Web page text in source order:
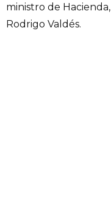
ministro de Hacienda,
Rodrigo Valdés.